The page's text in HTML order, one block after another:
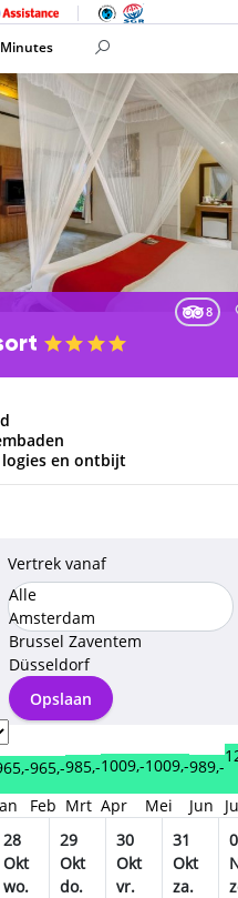
8
en ontbijt
Vertrek vanaf
Alle
Amsterdam
Brussel Zaventem
Düsseldorf
Opslaan
965,-
Feb
985,-
Mrt
1009,-
Apr
1009,-
Mei
989,-
Jun
28
Okt
wo.
29
Okt
do.
30
Okt
vr.
31
Okt
za.